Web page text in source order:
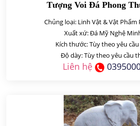
Tượng Voi Đá Phong
Chủng loại: Linh Vật & Vật Phẩm
Xuất xứ: Đá Mỹ Nghệ
Kích thước: Tùy theo yêu
Độ dày: Tùy theo yêu cầu
Liên hệ